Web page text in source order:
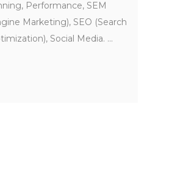
Performance, SEM
Marketing), SEO (Search
Social Media.